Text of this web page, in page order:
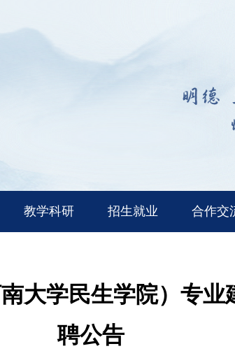
教学科研 招生就业 合作交
大学民生学院）专
聘公告